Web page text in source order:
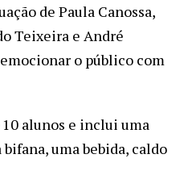
de Paula Canossa,
Teixeira e André
o público com
alunos e inclui uma
uma bebida, caldo